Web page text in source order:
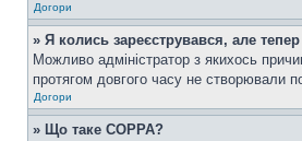
Догори
» Я колись зареєструвався, але
Можливо адміністратор з якихось
протягом довгого часу не створювали
Догори
» Що таке COPPA?